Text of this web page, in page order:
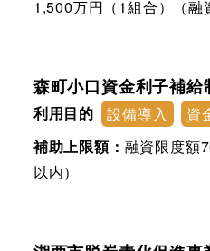
1,500万円（1組合）（融
森町小口資金利子補給
利用目的 設備導入
資
補助上限額： 融資限度額
以内）